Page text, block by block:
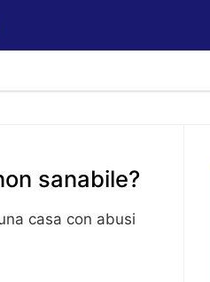
sanabile?
casa con abusi